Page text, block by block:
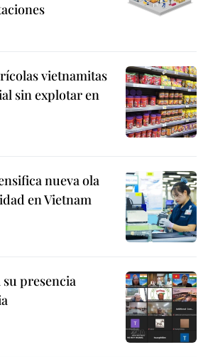
vietnamitas
sin explotar en
nueva ola
en Vietnam
presencia